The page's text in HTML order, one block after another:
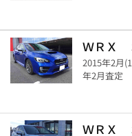
ＷＲＸ
2015年2月
年2月査定
ＷＲＸ